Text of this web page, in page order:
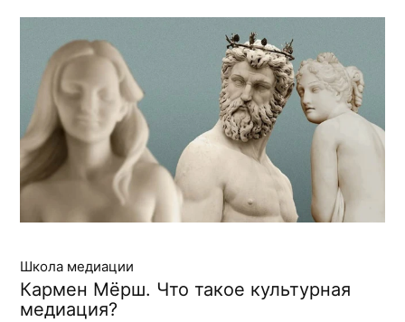
Школа медиации
Кармен Мёрш. Что такое культурная
медиация?